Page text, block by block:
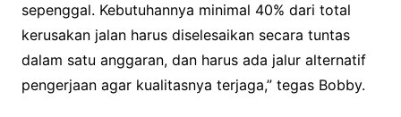
sepenggal. Kebutuhannya minimal 40% dari total
kerusakan jalan harus diselesaikan secara tuntas
dalam satu anggaran, dan harus ada jalur alternatif
pengerjaan agar kualitasnya terjaga,” tegas Bobby.